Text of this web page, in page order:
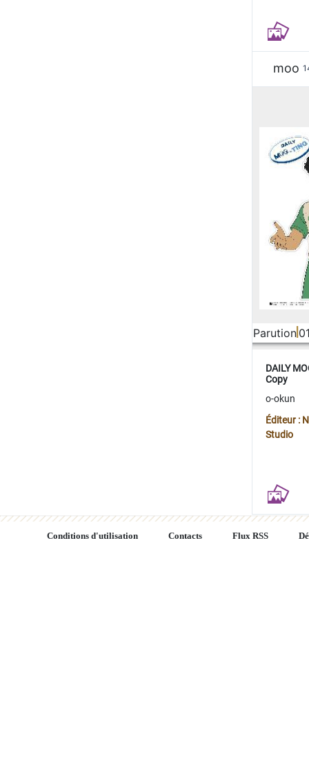
moo
Parution
DAILY
Copy
o-okun
Éditeur :
Studio
Conditions d'utilisation Contacts Flux RSS